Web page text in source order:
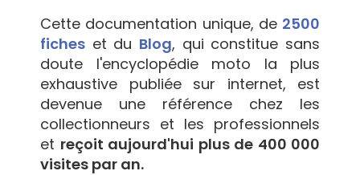
Cette documentation unique, de 2500
fiches et du Blog, qui constitue sans
doute l'encyclopédie moto la plus
exhaustive publiée sur internet, est
devenue une référence chez les
collectionneurs et les professionnels
et reçoit aujourd'hui plus de 400 000
visites par an.